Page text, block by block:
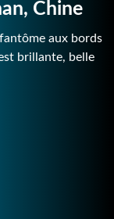
Chine
aux bords
brillante, belle